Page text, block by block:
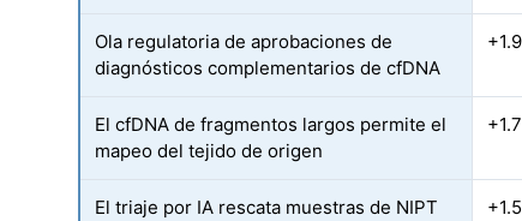
Ola regulatoria de aprobaciones de
diagnósticos complementarios de cfDNA
El cfDNA de fragmentos largos permite el
mapeo del tejido de origen
El triaje por IA rescata muestras de NIPT